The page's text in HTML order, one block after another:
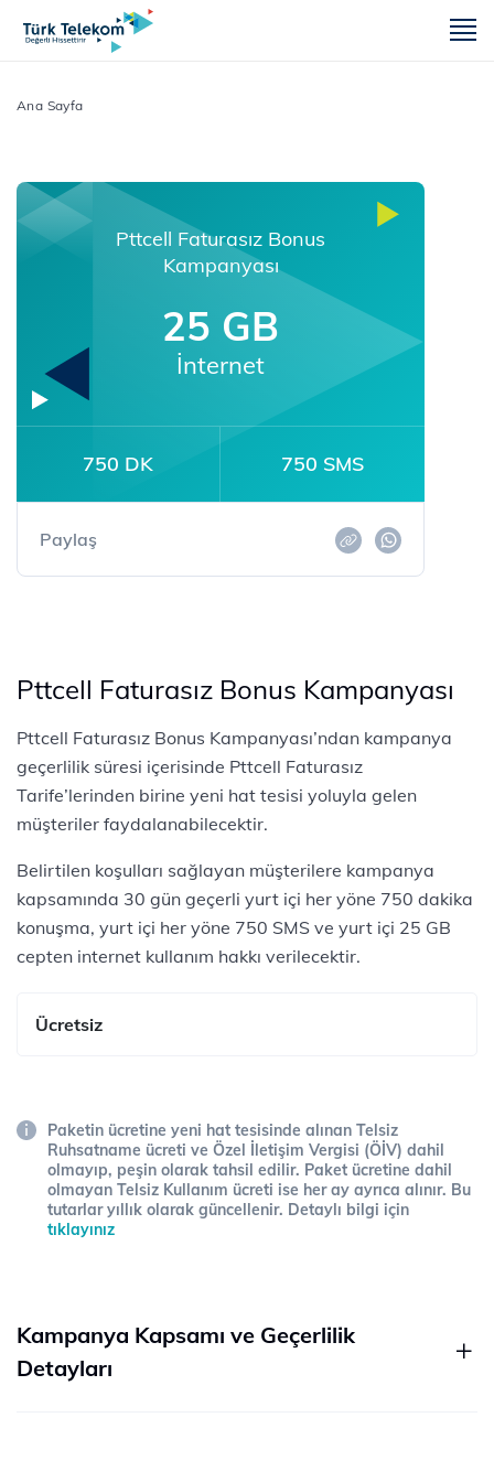
Ana Sayfa
Pttcell Faturasız Bonus
Kampanyası
25 GB
İnternet
750 DK 750 SMS
Paylaş
Pttcell Faturasız Bonus Kampanyası
Pttcell Faturasız Bonus Kampanyası’ndan kampanya
geçerlilik süresi içerisinde Pttcell Faturasız
Tarife’lerinden birine yeni hat tesisi yoluyla gelen
müşteriler faydalanabilecektir.
Belirtilen koşulları sağlayan müşterilere kampanya
kapsamında 30 gün geçerli yurt içi her yöne 750 dakika
konuşma, yurt içi her yöne 750 SMS ve yurt içi 25 GB
cepten internet kullanım hakkı verilecektir.
Ücretsiz
Paketin ücretine yeni hat tesisinde alınan Telsiz
Ruhsatname ücreti ve Özel İletişim Vergisi (ÖİV) dahil
olmayıp, peşin olarak tahsil edilir. Paket ücretine dahil
olmayan Telsiz Kullanım ücreti ise her ay ayrıca alınır. Bu
tutarlar yıllık olarak güncellenir. Detaylı bilgi için
tıklayınız
Kampanya Kapsamı ve Geçerlilik
Detayları